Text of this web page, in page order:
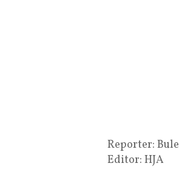
Reporter: Bule
Editor: HJA